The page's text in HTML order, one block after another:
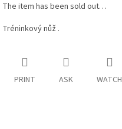
The item has been sold out…
Tréninkový nůž .
PRINT ASK WATCH